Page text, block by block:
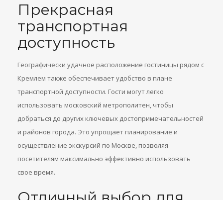
Прекрасная
транспортная
доступность
Географически удачное расположение гостиницы рядом с
Кремлем также обеспечивает удобство в плане
транспортной доступности. Гости могут легко
использовать московский метрополитен, чтобы
добраться до других ключевых достопримечательностей
и районов города. Это упрощает планирование и
осуществление экскурсий по Москве, позволяя
посетителям максимально эффективно использовать
свое время.